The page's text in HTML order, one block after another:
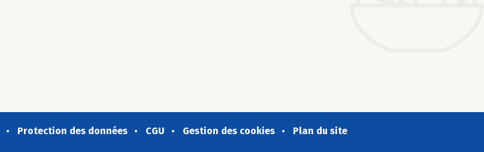
Protection des données CGU Gestion des cookies Plan du site